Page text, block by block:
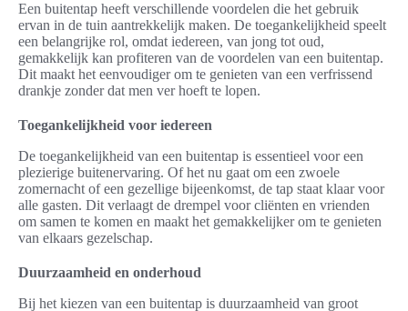
Een buitentap heeft verschillende voordelen die het gebruik
ervan in de tuin aantrekkelijk maken. De toegankelijkheid speelt
een belangrijke rol, omdat iedereen, van jong tot oud,
gemakkelijk kan profiteren van de voordelen van een buitentap.
Dit maakt het eenvoudiger om te genieten van een verfrissend
drankje zonder dat men ver hoeft te lopen.
Toegankelijkheid voor iedereen
De toegankelijkheid van een buitentap is essentieel voor een
plezierige buitenervaring. Of het nu gaat om een zwoele
zomernacht of een gezellige bijeenkomst, de tap staat klaar voor
alle gasten. Dit verlaagt de drempel voor cliënten en vrienden
om samen te komen en maakt het gemakkelijker om te genieten
van elkaars gezelschap.
Duurzaamheid en onderhoud
Bij het kiezen van een buitentap is duurzaamheid van groot